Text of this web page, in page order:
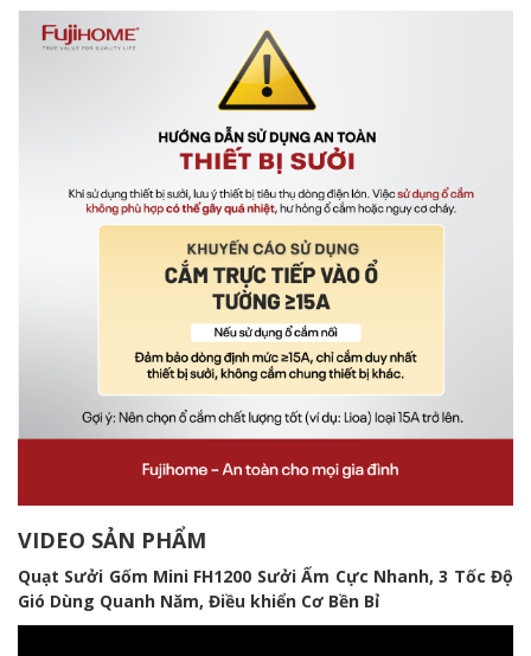
VIDEO SẢN PHẨM
Quạt Sưởi Gốm Mini FH1200 Sưởi Ấm Cực Nhanh, 3 Tốc Độ
Gió Dùng Quanh Năm, Điều khiển Cơ Bền Bỉ